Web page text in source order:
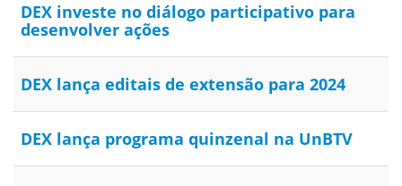
DEX investe no diálogo participativo para
desenvolver ações
DEX lança editais de extensão para 2024
DEX lança programa quinzenal na UnBTV